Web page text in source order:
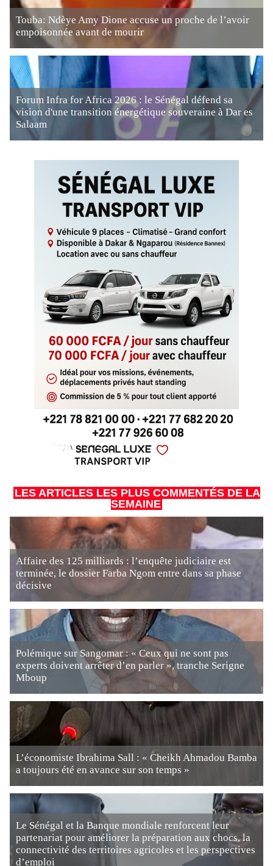
Touba: Ndèye Amy Dione accuse un proche de l’avoir
empoisonnée avant de mourir
Forum Infra for Africa 2026 : le Sénégal défend sa
vision d'une transition énergétique souveraine à Dar es
Salaam
LES ARTICLES LES PLUS COMMENTÉS DE LA
SEMAINE
Affaire des 125 milliards : l’enquête judiciaire est
terminée, le dossier Farba Ngom entre dans sa phase
décisive
Polémique sur Sangomar : « Ceux qui ne sont pas
experts doivent arrêter d’en parler », tranche Serigne
Mboup
L’économiste Ibrahima Sall : « Cheikh Ahmadou Bamba
a toujours été en avance sur son temps »
Le Sénégal et la Banque mondiale renforcent leur
partenariat pour améliorer la préparation aux chocs, la
connectivité des territoires agricoles et les perspectives
d’emploi